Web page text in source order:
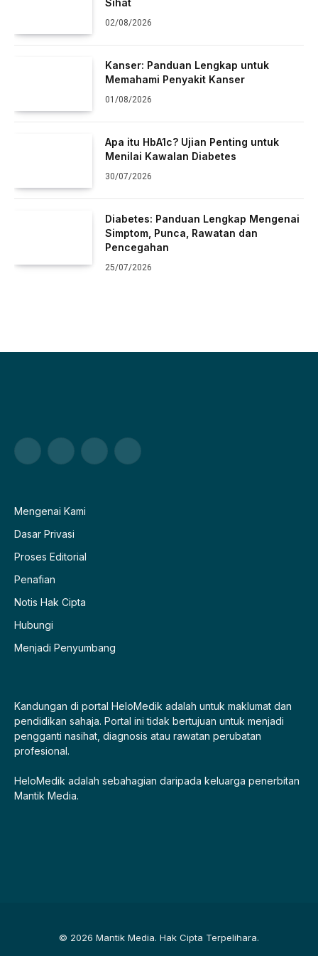
02/08/2026
Kanser: Panduan Lengkap untuk
Memahami Penyakit Kanser
01/08/2026
Apa itu HbA1c? Ujian Penting untuk
Menilai Kawalan Diabetes
30/07/2026
Diabetes: Panduan Lengkap Mengenai
Simptom, Punca, Rawatan dan
Pencegahan
25/07/2026
Facebook Pinterest WhatsApp
Mengenai Kami
Dasar Privasi
Proses Editorial
Penafian
Notis Hak Cipta
Hubungi
Menjadi Penyumbang
Kandungan di portal HeloMedik adalah untuk maklumat dan
pendidikan sahaja. Portal ini tidak bertujuan untuk menjadi
pengganti nasihat, diagnosis atau rawatan perubatan
profesional.
HeloMedik adalah sebahagian daripada keluarga penerbitan
Mantik Media.
© 2026 Mantik Media. Hak Cipta Terpelihara.